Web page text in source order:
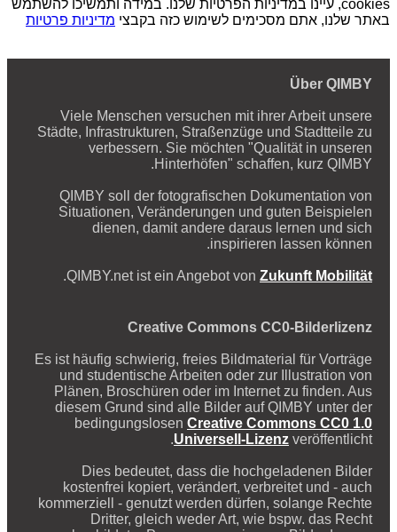
cookies, עיינו במדיניות הפרטיות שלנו. במידה ותמשיכו להשתמש
באתר שלנו, אתם מסכימים לשימוש כזה בקבצי מדיניות פרטיות
Über QIMBY
Viele Menschen versuchen mit ihrer Arbeit unsere
Städte, Infrastrukturen, Straßenzüge und Stadtteile zu
verbessern. Sie möchten "Qualität in unseren
Hinterhöfen" schaffen, kurz QIMBY.
QIMBY soll der fotografischen Dokumentation von
Situationen, Veränderungen und guten Beispielen
dienen, damit andere daraus lernen und sich
inspirieren lassen können.
QIMBY.net ist ein Angebot von Zukunft Mobilität
.
Creative Commons CC0-Bilderlizenz
Es ist häufig schwierig, freies Bildmaterial für Vorträge
und studentische Arbeiten oder zur Illustration von
Plänen, Broschüren oder im Internet zu finden. Aus
diesem Grund sind alle Bilder auf QIMBY unter der
bedingungslosen Creative Commons CC0 1.0
Universell-Lizenz veröffentlicht.
Dies bedeutet, dass die hochgeladenen Bilder
kostenfrei kopiert, verändert, verbreitet und - auch
kommerziell - genutzt werden dürfen, solange Rechte
Dritter, gleich weder Art, wie bspw. das Recht